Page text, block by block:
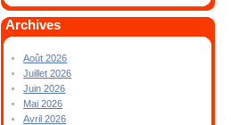
Archives
Août 2026
Juillet 2026
Juin 2026
Mai 2026
Avril 2026